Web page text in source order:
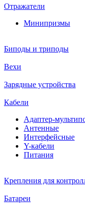
Отражатели
Минипризмы
Биподы и триподы
Вехи
Зарядные устройства
Кабели
Адаптер-
Антенные
Интерфейсные
Y-кабели
Питания
Крепления для
Батареи